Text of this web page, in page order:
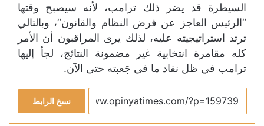
السيطرة قد يضر ذلك ترامب، لأنه سيصبح وقتها
“الرئيس العاجز عن فرض النظام والقانون”، وبالتالي
ترتد استراتيجيته عليه، لذلك يرى المراقبون أن الأمر
كله مقامرة انتخابية غير مضمونة النتائج، لجأ إليها
ترامب في ظل نفاد ما في جَعبته حتى الآن.
نسخ الرابط